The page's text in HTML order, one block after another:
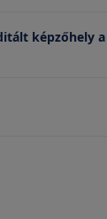
képzőhely